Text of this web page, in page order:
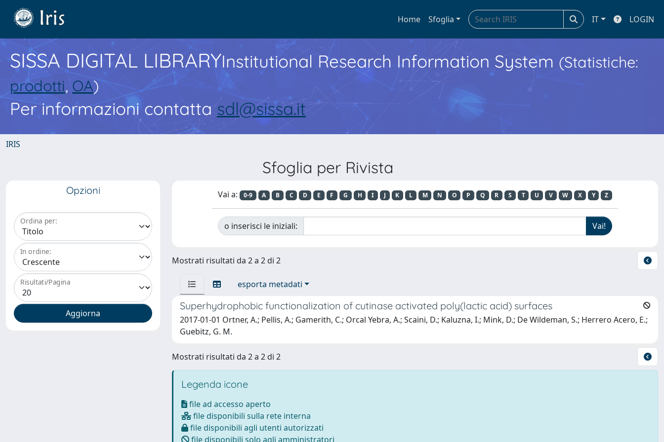
Home Sfoglia IT LOGIN
SISSA DIGITAL LIBRARYInstitutional Research Information System (Statistiche:
prodotti, OA)
Per informazioni contatta sdl@sissa.it
IRIS
Sfoglia per Rivista
Opzioni
Ordina per:
In ordine:
Risultati/Pagina
Vai a: 0-9 A B C D E F G H I J K L M N O P Q R S T U V W X Y Z
o inserisci le iniziali:
Mostrati risultati da 2 a 2 di 2
esporta metadati
Superhydrophobic functionalization of cutinase activated poly(lactic acid) surfaces
2017-01-01 Ortner, A.; Pellis, A.; Gamerith, C.; Orcal Yebra, A.; Scaini, D.; Kaluzna, I.; Mink, D.; De Wildeman, S.; Herrero Acero, E.;
Guebitz, G. M.
Mostrati risultati da 2 a 2 di 2
Legenda icone
file ad accesso aperto
file disponibili sulla rete interna
file disponibili agli utenti autorizzati
file disponibili solo agli amministratori